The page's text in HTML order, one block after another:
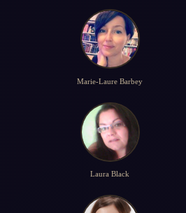
Marie-Laure Barbey
Laura Black